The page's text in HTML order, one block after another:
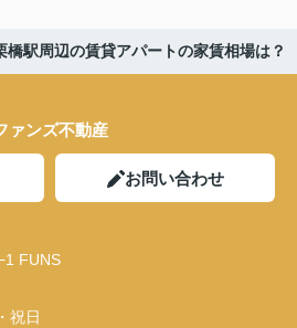
橋駅周辺の賃貸アパートの家賃相場は？
ァンズ不動産
お問い合わせ
FUNS
祝日